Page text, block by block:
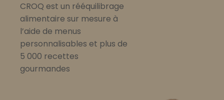
CROQ est un rééquilibrage
alimentaire sur mesure à
l’aide de menus
personnalisables et plus de
5 000 recettes
gourmandes